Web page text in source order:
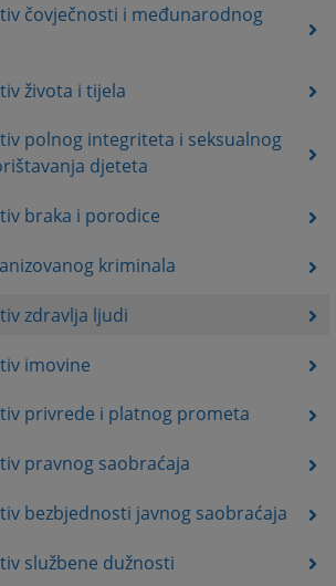
čovječnosti i međunarodnog
života i tijela
polnog integriteta i seksualnog
djeteta
braka i porodice
kriminala
zdravlja ljudi
imovine
privrede i platnog prometa
pravnog saobraćaja
bezbjednosti javnog saobraćaja
službene dužnosti